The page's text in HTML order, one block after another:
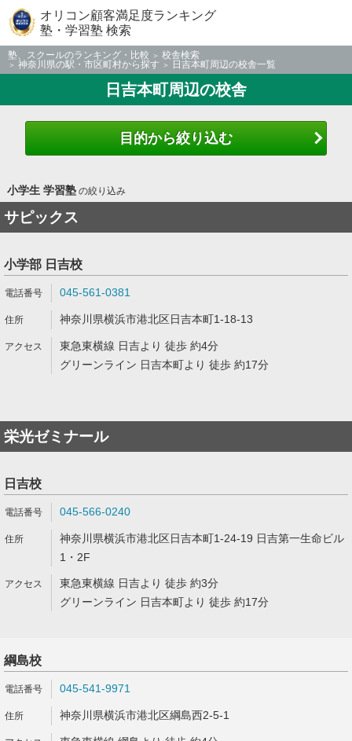
オリコン顧客満足度ランキング
塾・学習塾 検索
塾、スクールのランキング・比較
校舎検索
神奈川県の駅・市区町村から探す
日吉本町周辺の校舎一覧
日吉本町周辺の校舎
目的から絞り込む
小学生 学習塾の絞り込み
サピックス
小学部 日吉校
045-561-0381
神奈川県横浜市港北区日吉本町1-18-13
東急東横線 日吉より 徒歩 約4分
グリーンライン 日吉本町より 徒歩 約17分
栄光ゼミナール
日吉校
045-566-0240
神奈川県横浜市港北区日吉本町1-24-19 日吉第一生命ビル
1・2F
東急東横線 日吉より 徒歩 約3分
グリーンライン 日吉本町より 徒歩 約17分
綱島校
045-541-9971
神奈川県横浜市港北区綱島西2-5-1